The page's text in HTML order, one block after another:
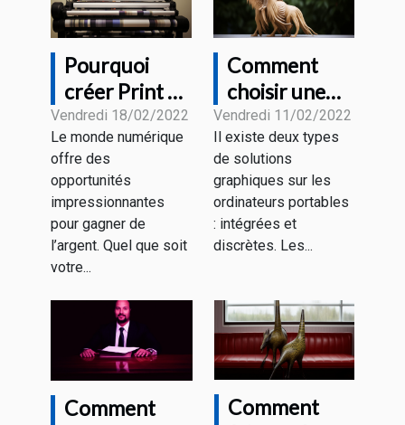
Pourquoi
créer Print on
Demand et
Comment ça
fonctionne?
Vendredi 18/02/2022
Le monde numérique
offre des
opportunités
impressionnantes
pour gagner de
l’argent. Quel que soit
votre...
Comment
choisir une
carte
graphique
pour un
ordinateur
portatif ?
Vendredi 11/02/2022
Il existe deux types
de solutions
graphiques sur les
ordinateurs portables
: intégrées et
discrètes. Les...
Comment
Comment